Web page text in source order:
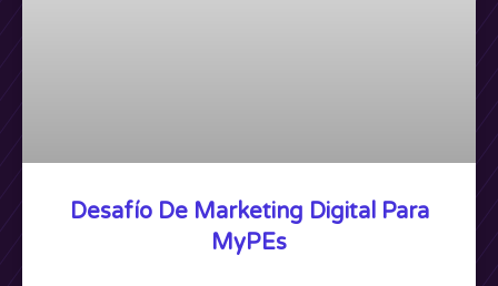
Desafío De Marketing Digital Para
MyPEs